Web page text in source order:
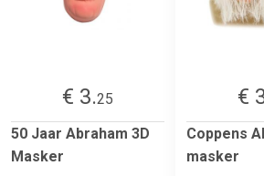
€ 3.25
50 Jaar Abraham 3D
Masker
€
Coppens
masker